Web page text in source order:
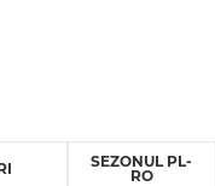
SEZONUL PL-
RO